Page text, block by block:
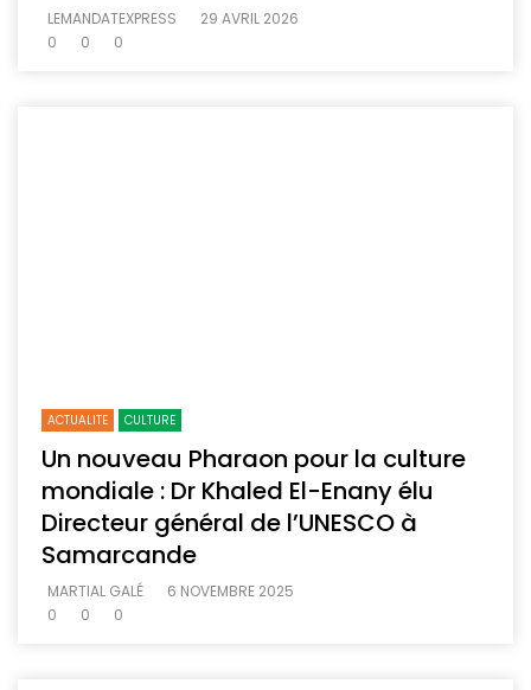
LEMANDATEXPRESS
29 AVRIL 2026
0
0 0
ACTUALITE CULTURE
Un nouveau Pharaon pour la culture
mondiale : Dr Khaled El-Enany élu
Directeur général de l’UNESCO à
Samarcande
MARTIAL GALÉ
6 NOVEMBRE 2025
0
0 0